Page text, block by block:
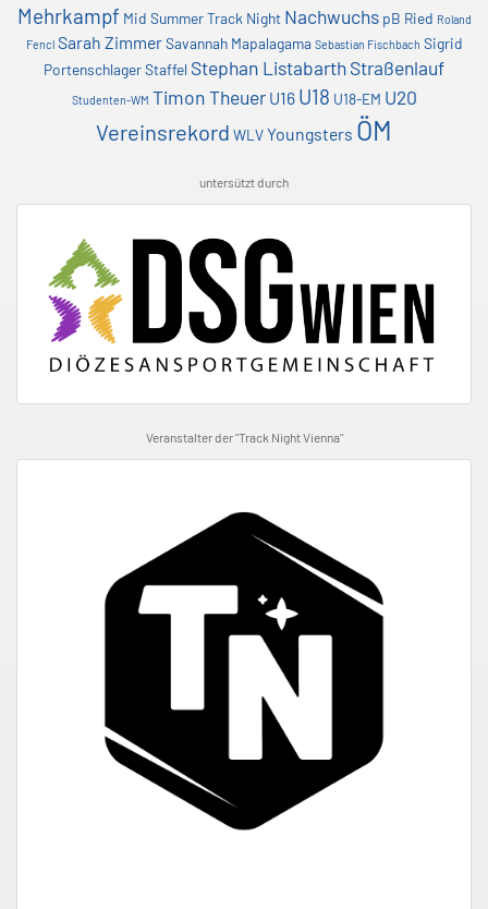
Mehrkampf Mid Summer Track Night Nachwuchs pB Ried Roland
Fencl Sarah Zimmer Savannah Mapalagama Sebastian Fischbach Sigrid
PortenschlagerStaffel Stephan ListabarthStraßenlauf
Studenten-WM Timon Theuer U16 U18 U18-EM U20
Vereinsrekord WLVYoungsters ÖM
untersützt durch
Veranstalter der "Track Night Vienna"